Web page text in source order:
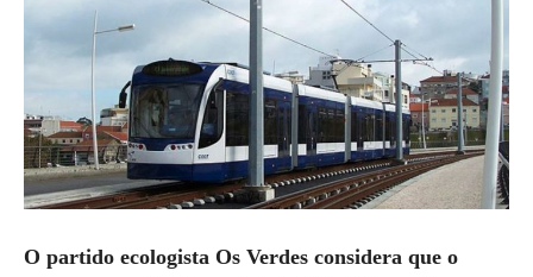
O partido ecologista Os Verdes considera que o